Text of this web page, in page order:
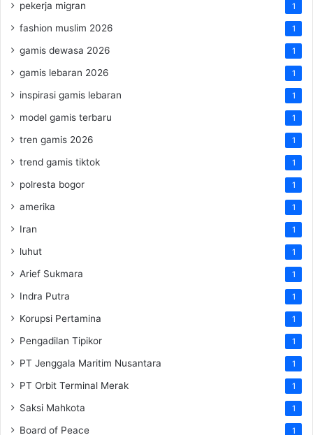
pekerja migran 1
fashion muslim 2026 1
gamis dewasa 2026 1
gamis lebaran 2026 1
inspirasi gamis lebaran 1
model gamis terbaru 1
tren gamis 2026 1
trend gamis tiktok 1
polresta bogor 1
amerika 1
Iran 1
luhut 1
Arief Sukmara 1
Indra Putra 1
Korupsi Pertamina 1
Pengadilan Tipikor 1
PT Jenggala Maritim Nusantara 1
PT Orbit Terminal Merak 1
Saksi Mahkota 1
Board of Peace 1